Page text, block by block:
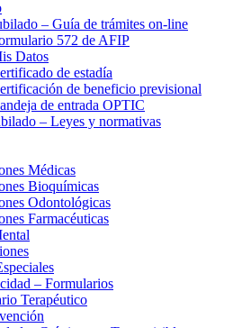
– Guía de trámites on-line
572 de AFIP
Datos
de estadía
de beneficio previsional
de entrada OPTIC
– Leyes y normativas
Médicas
Bioquímicas
Odontológicas
Farmacéuticas
– Formularios
Terapéutico